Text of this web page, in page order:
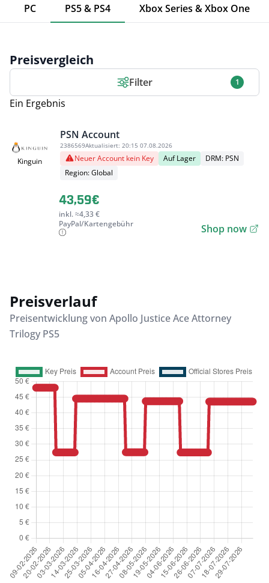
PC PS5 & PS4 Xbox Series & Xbox One
Preisvergleich
Filter 1
Ein Ergebnis
Kinguin
PSN Account
2386569Aktualisiert: 20:15 07.08.2026
Neuer Account kein Key Auf Lager
DRM: PSN
Region: Global
43,59€
inkl. ≈4,33 €
PayPal/Kartengebühr
Shop now
Preisverlauf
Preisentwicklung von Apollo Justice Ace Attorney
Trilogy PS5